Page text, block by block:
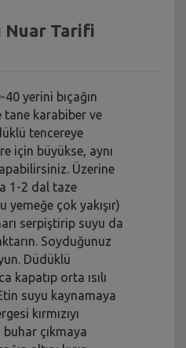
Nuar Tarifi
yerini bıçağın
tane karabiber ve
tencereye
için büyükse, aynı
Üzerine
1-2 dal taze
yemeğe çok yakışır)
serpiştirip suyu da
Soyduğunuz
Düdüklü
kapatıp orta ısılı
suyu kaynamaya
kırmızıyı
çıkmaya